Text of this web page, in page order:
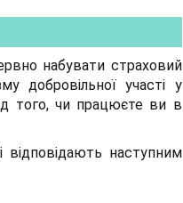
набувати страховий
добровільної участі у
того, чи працюєте ви в
відповідають наступним